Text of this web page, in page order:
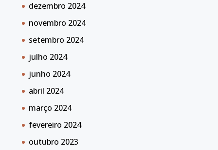
dezembro 2024
novembro 2024
setembro 2024
julho 2024
junho 2024
abril 2024
março 2024
fevereiro 2024
outubro 2023